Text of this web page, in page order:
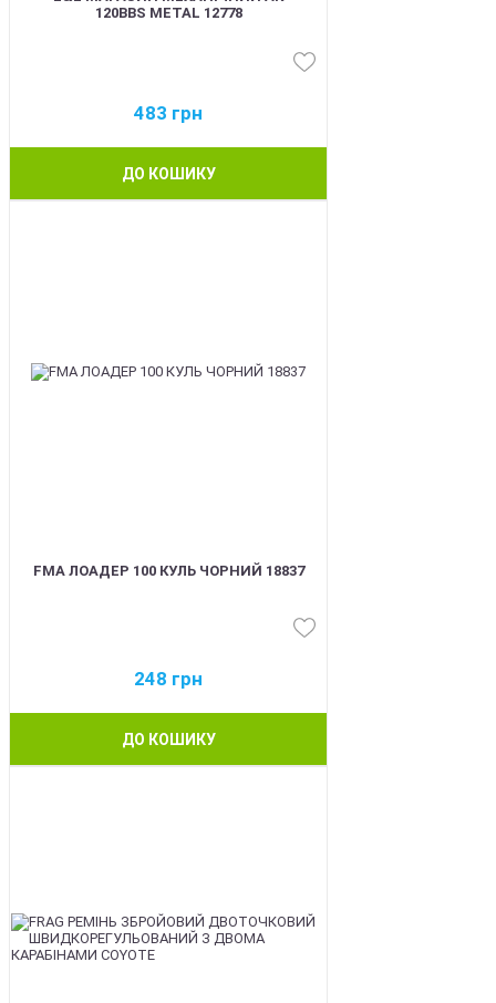
120BBS METAL 12778
483 грн
ДО КОШИКУ
FMA ЛОАДЕР 100 КУЛЬ ЧОРНИЙ 18837
248 грн
ДО КОШИКУ